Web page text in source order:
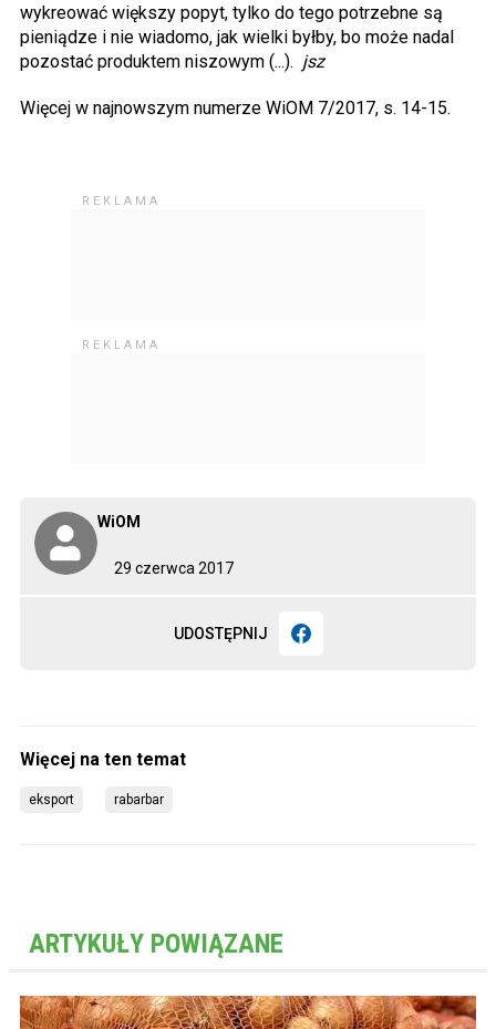
29 czerwca 2017
WiOM
UDOSTĘPNIJ
wykreować większy popyt, tylko do tego potrzebne są
pieniądze i nie wiadomo, jak wielki byłby, bo może nadal
pozostać produktem niszowym (...). jsz
Więcej w najnowszym numerze WiOM 7/2017, s. 14-15.
eksport rabarbar
ARTYKUŁY POWIĄZANE